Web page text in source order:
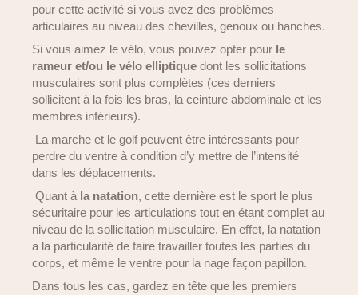
pour cette activité si vous avez des problèmes
articulaires au niveau des chevilles, genoux ou hanches.
Si vous aimez le vélo, vous pouvez opter pour le
rameur et/ou le vélo elliptique dont les sollicitations
musculaires sont plus complètes (ces derniers
sollicitent à la fois les bras, la ceinture abdominale et les
membres inférieurs).
La marche et le golf peuvent être intéressants pour
perdre du ventre à condition d’y mettre de l’intensité
dans les déplacements.
Quant à la natation, cette dernière est le sport le plus
sécuritaire pour les articulations tout en étant complet au
niveau de la sollicitation musculaire. En effet, la natation
a la particularité de faire travailler toutes les parties du
corps, et même le ventre pour la nage façon papillon.
Dans tous les cas, gardez en tête que les premiers